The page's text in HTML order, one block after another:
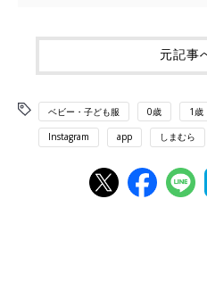
元記事
ベビー・子ども服 0歳 1歳
Instagram app しまむら